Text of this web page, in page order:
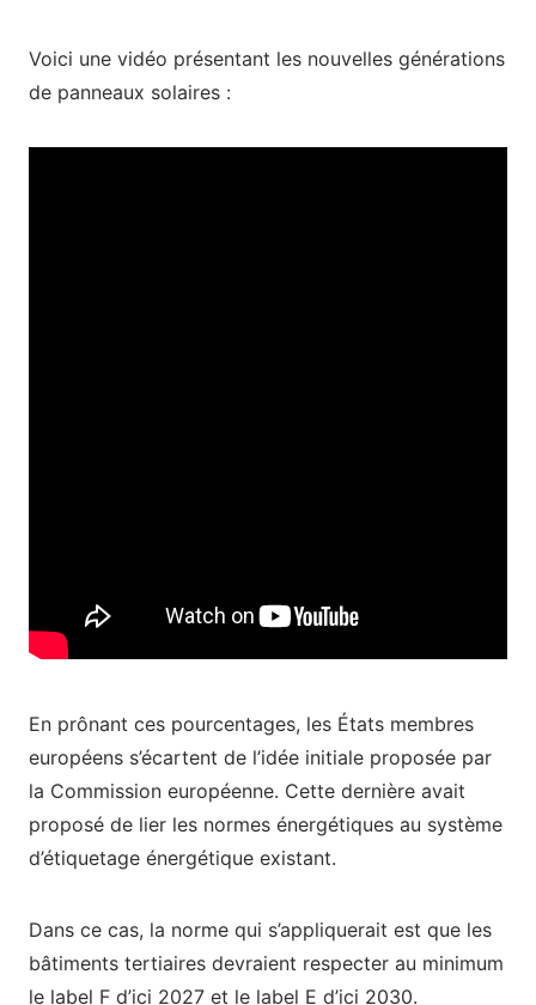
Voici une vidéo présentant les nouvelles générations
de panneaux solaires :
En prônant ces pourcentages, les États membres
européens s’écartent de l’idée initiale proposée par
la Commission européenne. Cette dernière avait
proposé de lier les normes énergétiques au système
d’étiquetage énergétique existant.
Dans ce cas, la norme qui s’appliquerait est que les
bâtiments tertiaires devraient respecter au minimum
le label F d’ici 2027 et le label E d’ici 2030.